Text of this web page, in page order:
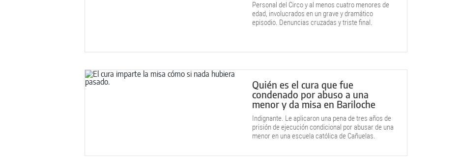
Personal del Circo y al menos cuatro menores de
edad, involucrados en un grave y dramático
episodio. Denuncias cruzadas y triste final.
Quién es el cura que fue
condenado por abuso a una
menor y da misa en Bariloche
Indignante. Le aplicaron una pena de tres años de
prisión de ejecución condicional por abusar de una
menor en una escuela católica de Cañuelas.